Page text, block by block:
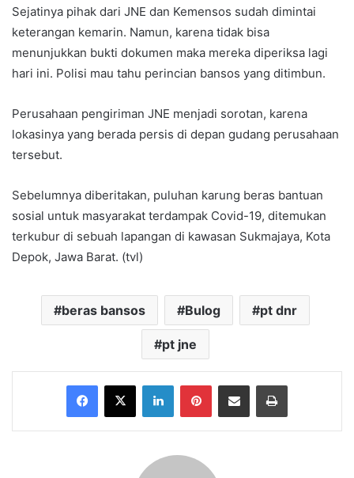
Sejatinya pihak dari JNE dan Kemensos sudah dimintai
keterangan kemarin. Namun, karena tidak bisa
menunjukkan bukti dokumen maka mereka diperiksa lagi
hari ini. Polisi mau tahu perincian bansos yang ditimbun.
Perusahaan pengiriman JNE menjadi sorotan, karena
lokasinya yang berada persis di depan gudang perusahaan
tersebut.
Sebelumnya diberitakan, puluhan karung beras bantuan
sosial untuk masyarakat terdampak Covid-19, ditemukan
terkubur di sebuah lapangan di kawasan Sukmajaya, Kota
Depok, Jawa Barat. (tvl)
beras bansos Bulog pt dnr
pt jne
Facebook
X LinkedInPinterestShare via Email Print